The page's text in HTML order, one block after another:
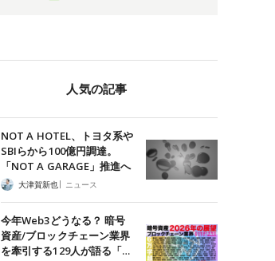
人気の記事
NOT A HOTEL、トヨタ系や
SBIらから100億円調達。
「NOT A GARAGE」推進へ
大津賀新也| ニュース
今年Web3どうなる？ 暗号
資産/ブロックチェーン業界
を牽引する129人が語る「…